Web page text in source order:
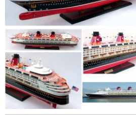
ショップ紹介 (Information of Xinchao )
お問い合わせ (Contact us for Question)
よくあるお問い合わせ (FAQ)
お便り紹介